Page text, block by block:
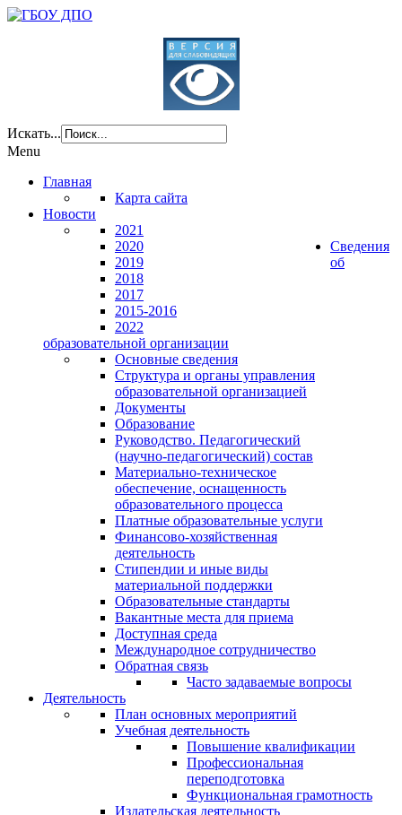
Искать...
Menu
Главная
Карта сайта
Новости
2021
2020
2019
2018
2017
2015-2016
2022
Сведения
об
образовательной организации
Основные сведения
Структура и органы управления
образовательной организацией
Документы
Образование
Руководство. Педагогический
(научно-педагогический) состав
Материально-техническое
обеспечение, оснащенность
образовательного процесса
Платные образовательные услуги
Финансово-хозяйственная
деятельность
Стипендии и иные виды
материальной поддержки
Образовательные стандарты
Вакантные места для приема
Доступная среда
Международное сотрудничество
Обратная связь
Часто задаваемые вопросы
Деятельность
План основных мероприятий
Учебная деятельность
Повышение квалификации
Профессиональная
переподготовка
Функциональная грамотность
Издательская деятельность